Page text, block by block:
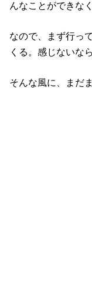
んなことができな
なので、まず行っ
くる。感じないな
そんな風に、まだ